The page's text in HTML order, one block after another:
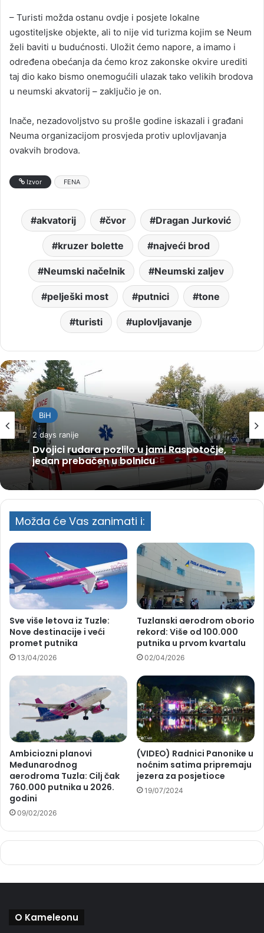
– Turisti možda ostanu ovdje i posjete lokalne
ugostiteljske objekte, ali to nije vid turizma kojim se Neum
želi baviti u budućnosti. Uložit ćemo napore, a imamo i
određena obećanja da ćemo kroz zakonske okvire urediti
taj dio kako bismo onemogućili ulazak tako velikih brodova
u neumski akvatorij – zaključio je on.
Inače, nezadovoljstvo su prošle godine iskazali i građani
Neuma organizacijom prosvjeda protiv uplovljavanja
ovakvih brodova.
Izvor FENA
akvatorij čvor Dragan Jurković
kruzer bolette najveći brod
Neumski načelnik Neumski zaljev
pelješki most putnici tone
turisti uplovljavanje
BiH
2 days ranije
Dvojici rudara pozlilo u jami Raspotočje,
jedan prebačen u bolnicu
Možda će Vas zanimati i:
Sve više letova iz Tuzle:
Nove destinacije i veći
promet putnika
13/04/2026
Tuzlanski aerodrom oborio
rekord: Više od 100.000
putnika u prvom kvartalu
02/04/2026
Ambiciozni planovi
Međunarodnog
aerodroma Tuzla: Cilj čak
760.000 putnika u 2026.
godini
09/02/2026
(VIDEO) Radnici Panonike u
noćnim satima pripremaju
jezera za posjetioce
19/07/2024
O Kameleonu